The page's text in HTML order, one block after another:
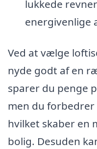
lukkede
energivenlige
Ved at vælge
nyde godt af en
sparer du penge
men du forbedrer
hvilket skaber en
bolig. Desuden